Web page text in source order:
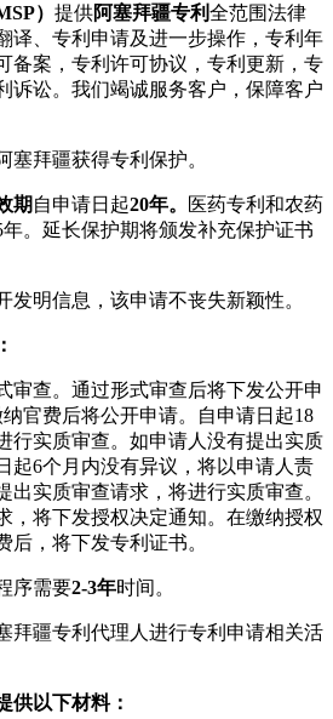
） 提供阿塞拜疆专利全范围法律
译、专利申请及进一步操作，专利年
备案，专利许可协议，专利更新，专
诉讼。我们竭诚服务客户，保障客户
塞拜疆获得专利保护。
期 自申请日起20年。
医药专利和农药
。延长保护期将颁发补充保护证书
发明信息，该申请不丧失新颖性。
审查。通过形式审查后将下发公开申
官费后将公开申请。自申请日起18
行实质审查。如申请人没有提出实质
起6个月内没有异议，将以申请人责
出实质审查请求，将进行实质审查。
，将下发授权决定通知。在缴纳授权
后，将下发专利证书。
序需要2-3年时间。
拜疆专利代理人进行专利申请相关活
供以下材料：